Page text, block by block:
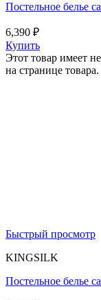
Постельное белье
6,390 ₽
Купить
Этот товар имеет
на странице товара.
Быстрый просмотр
KINGSILK
Постельное белье